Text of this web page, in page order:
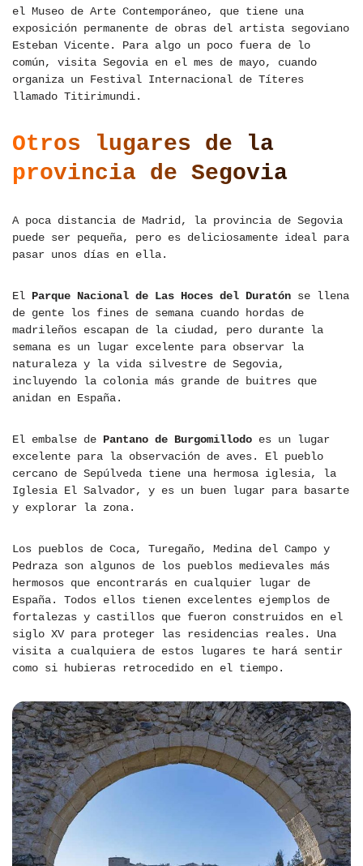
el Museo de Arte Contemporáneo, que tiene una
exposición permanente de obras del artista segoviano
Esteban Vicente. Para algo un poco fuera de lo
común, visita Segovia en el mes de mayo, cuando
organiza un Festival Internacional de Títeres
llamado Titirimundi.
Otros lugares de la
provincia de Segovia
A poca distancia de Madrid, la provincia de Segovia
puede ser pequeña, pero es deliciosamente ideal para
pasar unos días en ella.
El Parque Nacional de Las Hoces del Duratón se llena
de gente los fines de semana cuando hordas de
madrileños escapan de la ciudad, pero durante la
semana es un lugar excelente para observar la
naturaleza y la vida silvestre de Segovia,
incluyendo la colonia más grande de buitres que
anidan en España.
El embalse de Pantano de Burgomillodo es un lugar
excelente para la observación de aves. El pueblo
cercano de Sepúlveda tiene una hermosa iglesia, la
Iglesia El Salvador, y es un buen lugar para basarte
y explorar la zona.
Los pueblos de Coca, Turegaño, Medina del Campo y
Pedraza son algunos de los pueblos medievales más
hermosos que encontrarás en cualquier lugar de
España. Todos ellos tienen excelentes ejemplos de
fortalezas y castillos que fueron construidos en el
siglo XV para proteger las residencias reales. Una
visita a cualquiera de estos lugares te hará sentir
como si hubieras retrocedido en el tiempo.